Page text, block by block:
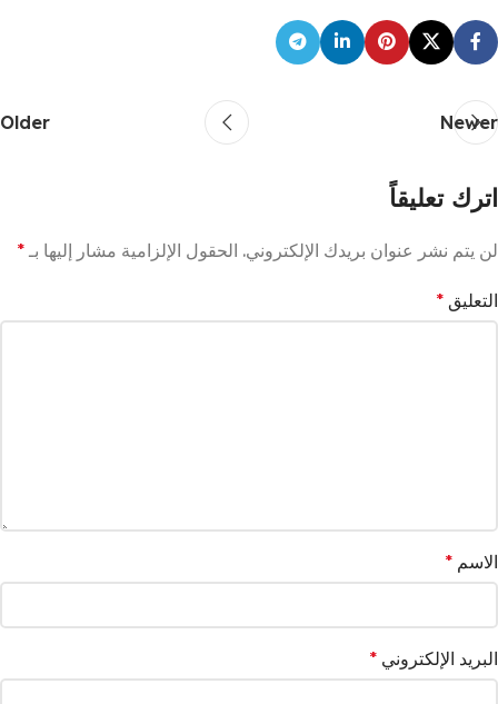
Newer
Older
اترك تعليقاً
لن يتم نشر عنوان بريدك الإلكتروني. الحقول الإلزامية مشار إليها بـ *
التعليق *
الاسم *
البريد الإلكتروني *